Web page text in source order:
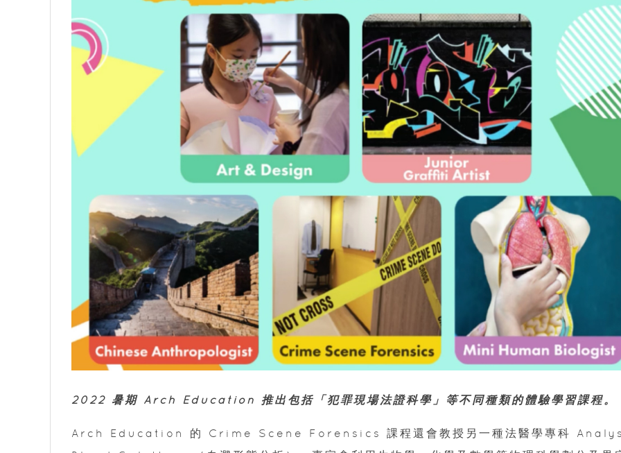
2022 暑期 Arch Education 推出包括「犯罪現場法證科學」等不同種類的體驗學習課程。
Arch Education 的 Crime Scene Forensics 課程還會教授另一種法醫學專科